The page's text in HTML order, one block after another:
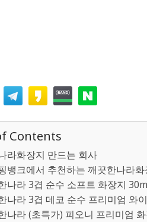
Contents
라화장지 만드는 회사
뱅크에서 추천하는 깨끗한나라
나라 3겹 순수 소프트 화장지
나라 3겹 데코 순수 프리미엄 와
나라 (초특가) 피오니 프리미엄